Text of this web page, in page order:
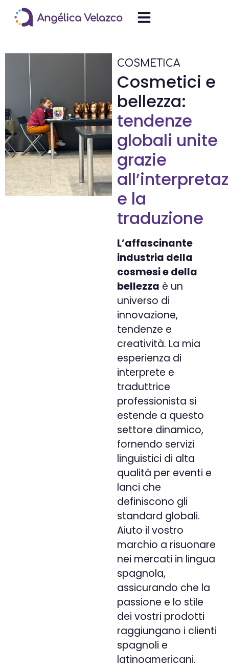
COSMETICA
Cosmetici e
bellezza:
tendenze
globali unite
grazie
e la
traduzione
L’affascinante
industria della
cosmesi e della
bellezza è un
universo di
innovazione,
tendenze e
creatività. La mia
esperienza di
interprete e
traduttrice
professionista si
estende a questo
settore dinamico,
fornendo servizi
linguistici di alta
qualità per eventi e
lanci che
definiscono gli
standard globali.
Aiuto il vostro
marchio a risuonare
nei mercati in lingua
spagnola,
assicurando che la
passione e lo stile
dei vostri prodotti
raggiungano i clienti
spagnoli e
latinoamericani.